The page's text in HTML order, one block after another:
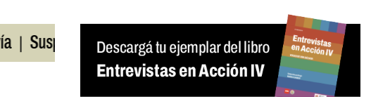
Suspenden desregulación del practicaje | Denuncias por